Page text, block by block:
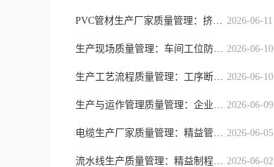
PVC管材生产厂家质量管理：挤出制程 2026-06-11
生产现场质量管理：车间工位防错与精 2026-06-10
生产工艺流程质量管理：工序断点防控 2026-06-10
生产与运作管理质量管理：企业全域流 2026-06-09
电缆生产厂家质量管理：精益管控模式 2026-06-05
流水线生产质量管理：精益制程、工序 2026-06-02